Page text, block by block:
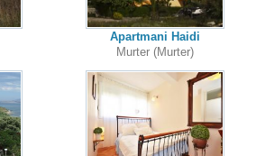
Apartmani Haidi
Murter (Murter)